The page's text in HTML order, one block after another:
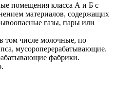
помещения класса А и Б с
материалов, содержащих
газы, пары или
том числе молочные, по
мусороперерабатывающие.
фабрики.